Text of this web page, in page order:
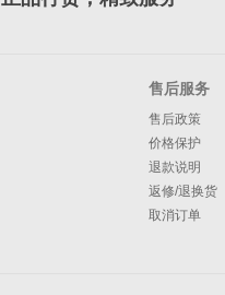
售后服务
售后政策
价格保护
退款说明
返修/退换货
取消订单